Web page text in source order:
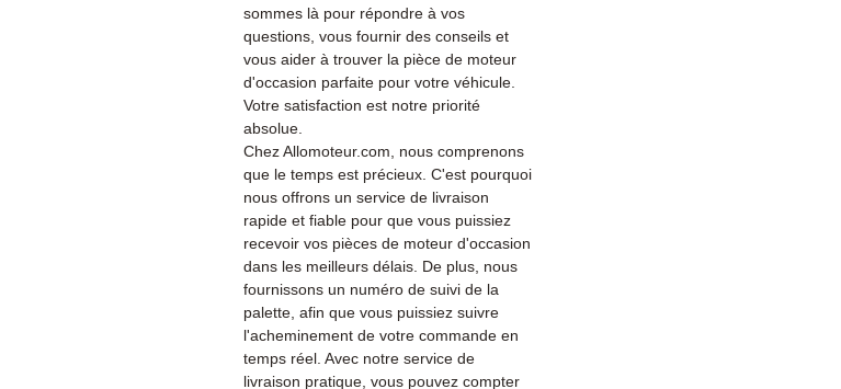
sommes là pour répondre à vos
questions, vous fournir des conseils et
vous aider à trouver la pièce de moteur
d'occasion parfaite pour votre véhicule.
Votre satisfaction est notre priorité
absolue.
Chez Allomoteur.com, nous comprenons
que le temps est précieux. C'est pourquoi
nous offrons un service de livraison
rapide et fiable pour que vous puissiez
recevoir vos pièces de moteur d'occasion
dans les meilleurs délais. De plus, nous
fournissons un numéro de suivi de la
palette, afin que vous puissiez suivre
l'acheminement de votre commande en
temps réel. Avec notre service de
livraison pratique, vous pouvez compter